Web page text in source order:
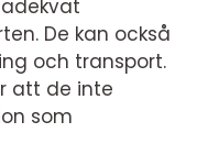
De kan också
och transport.
att de inte
som